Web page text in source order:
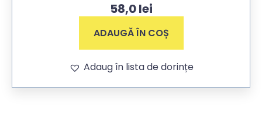
58,0lei
ADAUGĂ ÎN COȘ
Adaug în lista de dorințe